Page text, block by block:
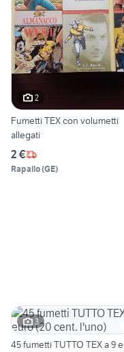
2
Fumetti TEX con volumetti
allegati
2 €
Rapallo(GE)
3
45 fumetti TUTTO TEX a 9